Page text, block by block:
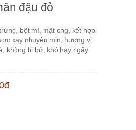
đậu đỏ
bột mì, mật ong, kết hợp
xay nhuyễn mịn, hương vị
không bị bở, khô hay ngấy
đ